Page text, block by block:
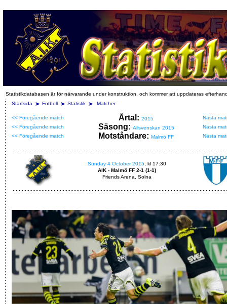
Statistikdatabasen är för närvarande under konstruktion, och kommer att uppdateras
Startsida
Fotboll Statistik Matcher
<< Föregående match Årtal: 2015
Nästa
<< Föregående match
Säsong: Allsvenskan 2015
Nästa
<< Föregående match
Motståndare: Malmö FF Nästa
Sunday 4 October 2015 , kl 17:30
AIK - Malmö FF 2-1 (1-1)
Friends Arena, Solna